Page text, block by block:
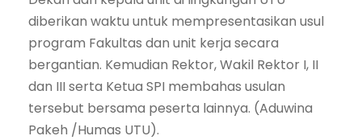
diberikan waktu untuk mempresentasikan usul
program Fakultas dan unit kerja secara
bergantian. Kemudian Rektor, Wakil Rektor I, II
dan III serta Ketua SPI membahas usulan
tersebut bersama peserta lainnya. (Aduwina
Pakeh /Humas UTU).